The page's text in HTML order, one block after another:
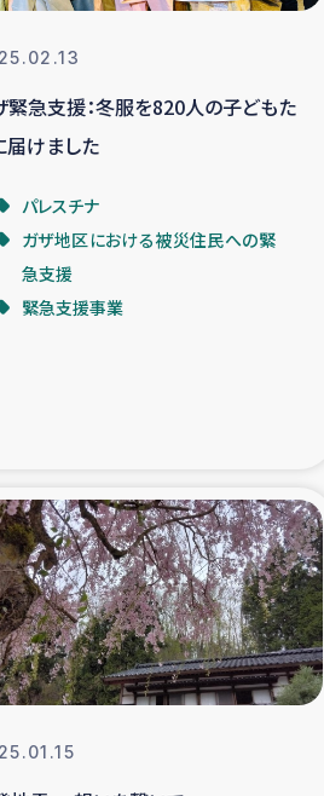
支援と農家生産支援
性グループの生計支援
ード事業
子どもの栄養改善事業
のコーヒー畑改善事業
向上支援
緊急支援：冬服を820人の子どもた
届けました
パレスチナ
ガザ地区における被災住民への緊
急支援
緊急支援事業